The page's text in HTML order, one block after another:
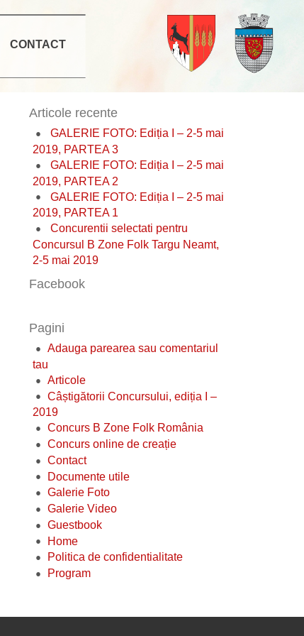
CONTACT
Articole recente
GALERIE FOTO: Ediția I – 2-5 mai
2019, PARTEA 3
GALERIE FOTO: Ediția I – 2-5 mai
2019, PARTEA 2
GALERIE FOTO: Ediția I – 2-5 mai
2019, PARTEA 1
Concurentii selectati pentru
Concursul B Zone Folk Targu Neamt,
2-5 mai 2019
Facebook
Pagini
Adauga parearea sau comentariul
tau
Articole
Câștigătorii Concursului, ediția I –
2019
Concurs B Zone Folk România
Concurs online de creație
Contact
Documente utile
Galerie Foto
Galerie Video
Guestbook
Home
Politica de confidentialitate
Program